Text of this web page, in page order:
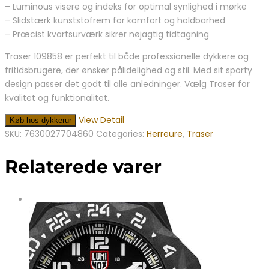
– Luminous visere og indeks for optimal synlighed i mørke
– Slidstærk kunststofrem for komfort og holdbarhed
– Præcist kvartsurværk sikrer nøjagtig tidtagning
Traser 109858 er perfekt til både professionelle dykkere og
fritidsbrugere, der ønsker pålidelighed og stil. Med sit sporty
design passer det godt til alle anledninger. Vælg Traser for
kvalitet og funktionalitet.
Køb hos dykkerur
View Detail
SKU: 7630027704860 Categories: Herreure, Traser
Relaterede varer